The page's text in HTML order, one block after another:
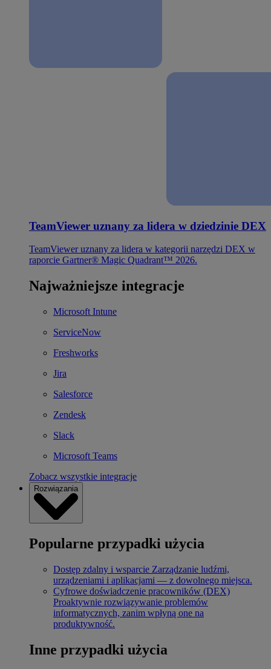
TeamViewer uznany za lidera w dziedzinie DEX
TeamViewer uznany za lidera w kategorii narzędzi DEX w
raporcie Gartner® Magic Quadrant™ 2026.
Najważniejsze integracje
Microsoft Intune
ServiceNow
Freshworks
Jira
Salesforce
Zendesk
Slack
Microsoft Teams
Zobacz wszystkie integracje
Rozwiązania
Popularne przypadki użycia
Dostęp zdalny i wsparcie Zarządzanie ludźmi,
urządzeniami i aplikacjami — z dowolnego miejsca.
Cyfrowe doświadczenie pracowników (DEX)
Proaktywnie rozwiązywanie problemów
informatycznych, zanim wpłyną one na
produktywność.
Inne przypadki użycia